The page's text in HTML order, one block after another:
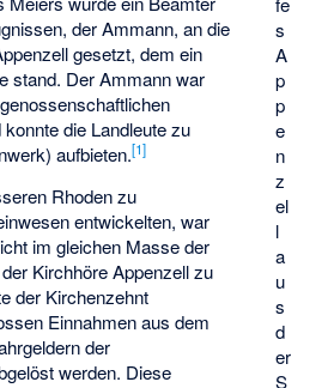
s
A
p
p
e
n
z
el
l
a
u
s
d
er
S
der Ammann, an die
gesetzt, dem ein
stand. Der Ammann war
die Landleute zu
aufbieten.[1]
Rhoden zu
entwickelten, war
im gleichen Masse der
Kirchhöre Appenzell zu
der Kirchenzehnt
Einnahmen aus dem
der
werden. Diese